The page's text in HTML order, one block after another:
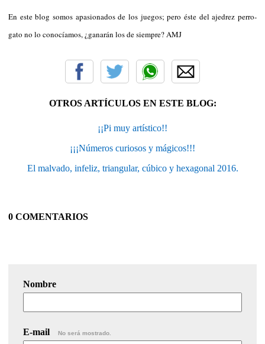
En este blog somos apasionados de los juegos; pero éste del ajedrez perro-
gato no lo conocíamos, ¿ganarán los de siempre? AMJ
OTROS ARTÍCULOS EN ESTE BLOG:
¡¡Pi muy artístico!!
¡¡¡Números curiosos y mágicos!!!
El malvado, infeliz, triangular, cúbico y hexagonal 2016.
0 COMENTARIOS
Nombre
E-mail No será mostrado.